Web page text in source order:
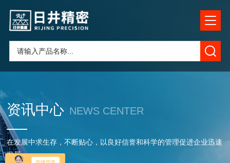
资讯中心 NEWS CENTER
在发展中求生存，不断贴心，以良好信誉和科学的管理促进企业迅速
发展